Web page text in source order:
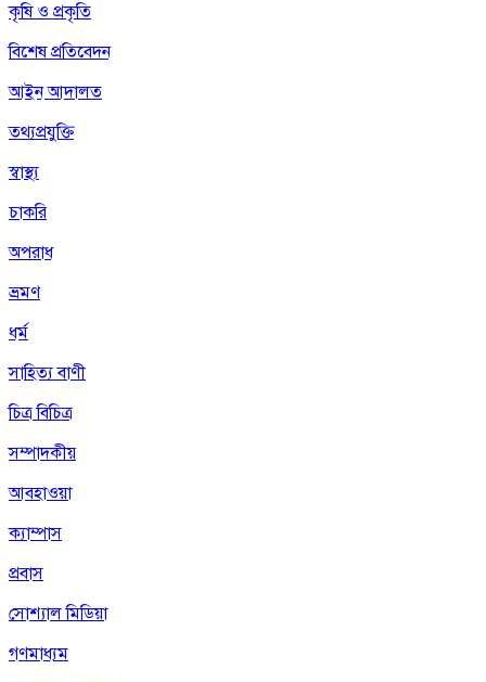
কৃষি ও প্রকৃতি
বিশেষ প্রতিবেদন
আইন আদালত
তথ্যপ্রযুক্তি
স্বাস্থ্য
চাকরি
অপরাধ
ভ্রমণ
ধর্ম
সাহিত্য বাণী
চিত্র বিচিত্র
সম্পাদকীয়
আবহাওয়া
ক্যাম্পাস
প্রবাস
সোশ্যাল মিডিয়া
গণমাধ্যম